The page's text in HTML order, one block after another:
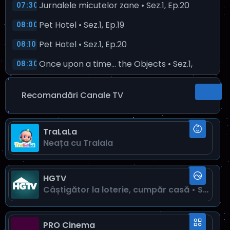
07:30 Jurnalele micutelor zane • Sez.1, Ep.20
08:00 Pet Hotel • Sez.1, Ep.19
08:10 Pet Hotel • Sez.1, Ep.20
08:30 Once upon a time… the Objects • Sez.1,
Ep.61
08:35Once upon a time… the Objects • Sez.1,
08:40Once upon a time… the Objects • Sez.1,
Ep.63
09:00Barbie in Rapunzel
10:30 Barbie: A Touch of Magic • Sez.1, Ep.12
11:00 Wild Kratts • Sez.1, Ep.19
11:30 Open Season • Sez.1, Ep.39
Recomandări Canale TV
TraLaLa
Neața cu Tralala
HGTV
Câștigător la loterie, cumpăr casă • Sez.12, Ep.11
PRO Cinema